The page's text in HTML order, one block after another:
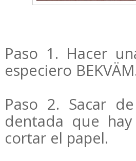
Paso 1. Hacer
especiero
Paso 2. Sacar
dentada que
cortar el papel.